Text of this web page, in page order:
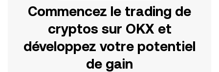
Commencez le trading de
cryptos sur OKX et
développez votre potentiel
de gain